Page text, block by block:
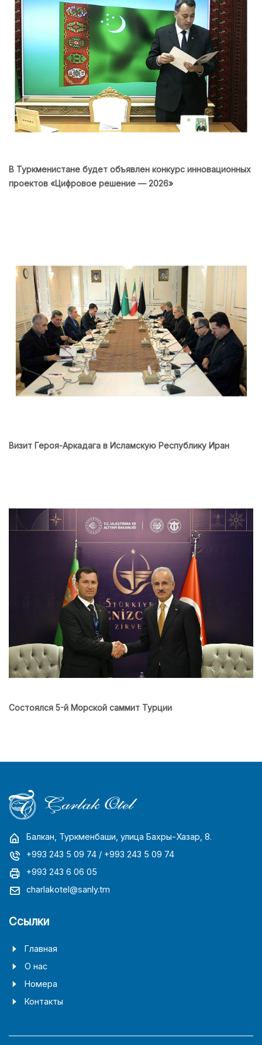
В Туркменистане будет объявлен конкурс инновационных
проектов «Цифровое решение — 2026»
Визит Героя-Аркадага в Исламскую Республику Иран
Состоялся 5-й Морской саммит Турции
Балкан, Туркменбаши, улица Бахры-Хазар, 8.
+993 243 5 09 74 / +993 243 5 09 74
+993 243 6 06 05
charlakotel@sanly.tm
Ссылки
Главная
О нас
Номера
Контакты